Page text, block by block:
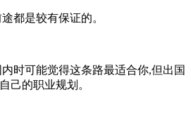
都是较有保证的。
时可能觉得这条路最适合你,但出国
己的职业规划。